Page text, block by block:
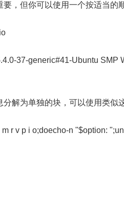
，但你可以使用一个按适当的
37-generic#41-Ubuntu
解为单独的块，可以使用类似
r v p i o;doecho-n "$option: